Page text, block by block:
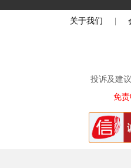
关于我们
投诉及建
免